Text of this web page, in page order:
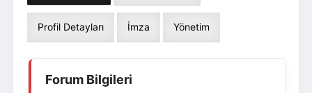
Profil Detayları İmza Yönetim
Forum Bilgileri